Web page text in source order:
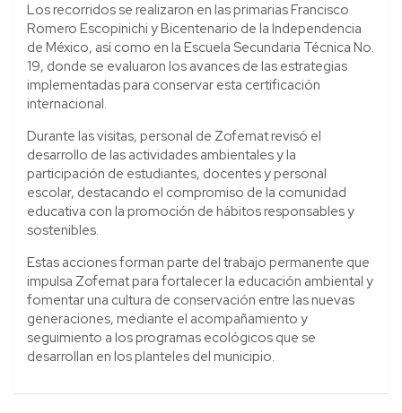
Los recorridos se realizaron en las primarias Francisco
Romero Escopinichi y Bicentenario de la Independencia
de México, así como en la Escuela Secundaria Técnica No.
19, donde se evaluaron los avances de las estrategias
implementadas para conservar esta certificación
internacional.
Durante las visitas, personal de Zofemat revisó el
desarrollo de las actividades ambientales y la
participación de estudiantes, docentes y personal
escolar, destacando el compromiso de la comunidad
educativa con la promoción de hábitos responsables y
sostenibles.
Estas acciones forman parte del trabajo permanente que
impulsa Zofemat para fortalecer la educación ambiental y
fomentar una cultura de conservación entre las nuevas
generaciones, mediante el acompañamiento y
seguimiento a los programas ecológicos que se
desarrollan en los planteles del municipio.